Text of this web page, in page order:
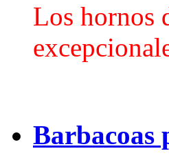
Los hornos
Barbacoas